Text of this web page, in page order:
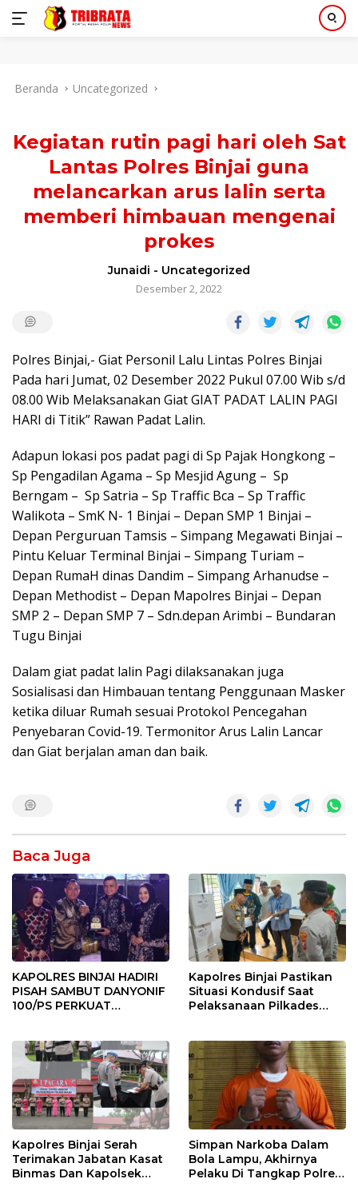
Beranda Uncategorized
Kegiatan rutin pagi hari oleh Sat
Lantas Polres Binjai guna
melancarkan arus lalin serta
memberi himbauan mengenai
prokes
Junaidi - Uncategorized
Desember 2, 2022
Polres Binjai,- Giat Personil Lalu Lintas Polres Binjai
Pada hari Jumat, 02 Desember 2022 Pukul 07.00 Wib s/d
08.00 Wib Melaksanakan Giat GIAT PADAT LALIN PAGI
HARI di Titik” Rawan Padat Lalin.
Adapun lokasi pos padat pagi di Sp Pajak Hongkong –
Sp Pengadilan Agama – Sp Mesjid Agung – Sp
Berngam – Sp Satria – Sp Traffic Bca – Sp Traffic
Walikota – SmK N- 1 Binjai – Depan SMP 1 Binjai –
Depan Perguruan Tamsis – Simpang Megawati Binjai –
Pintu Keluar Terminal Binjai – Simpang Turiam –
Depan RumaH dinas Dandim – Simpang Arhanudse –
Depan Methodist – Depan Mapolres Binjai – Depan
SMP 2 – Depan SMP 7 – Sdn.depan Arimbi – Bundaran
Tugu Binjai
Dalam giat padat lalin Pagi dilaksanakan juga
Sosialisasi dan Himbauan tentang Penggunaan Masker
ketika diluar Rumah sesuai Protokol Pencegahan
Penyebaran Covid-19. Termonitor Arus Lalin Lancar
dan Giat berjalan aman dan baik.
Baca Juga
KAPOLRES BINJAI HADIRI
PISAH SAMBUT DANYONIF
100/PS PERKUAT
Kapolres Binjai Pastikan
Situasi Kondusif Saat
Pelaksanaan Pilkades
Kapolres Binjai Serah
Terimakan Jabatan Kasat
Binmas Dan Kapolsek
Simpan Narkoba Dalam
Bola Lampu, Akhirnya
Pelaku Di Tangkap Polres